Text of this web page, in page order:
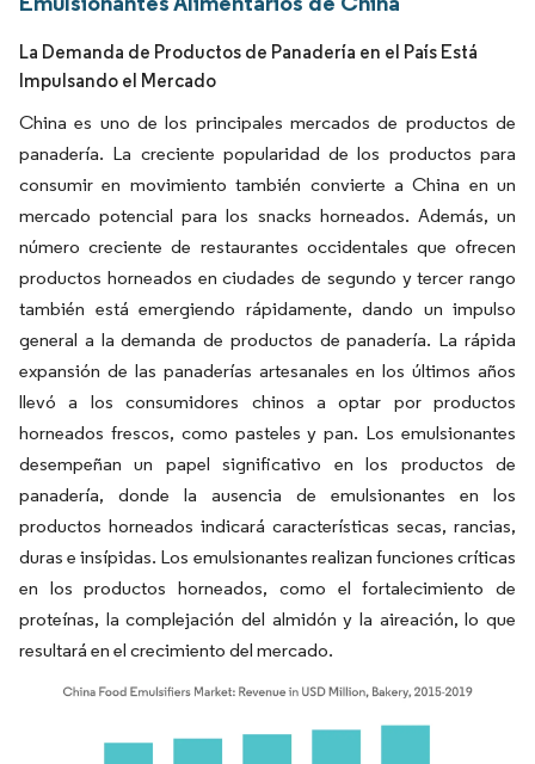
La Demanda de Productos de Panadería en el País Está
Impulsando el Mercado
China es uno de los principales mercados de productos de
panadería. La creciente popularidad de los productos para
consumir en movimiento también convierte a China en un
mercado potencial para los snacks horneados. Además, un
número creciente de restaurantes occidentales que ofrecen
productos horneados en ciudades de segundo y tercer rango
también está emergiendo rápidamente, dando un impulso
general a la demanda de productos de panadería. La rápida
expansión de las panaderías artesanales en los últimos años
llevó a los consumidores chinos a optar por productos
horneados frescos, como pasteles y pan. Los emulsionantes
desempeñan un papel significativo en los productos de
panadería, donde la ausencia de emulsionantes en los
productos horneados indicará características secas, rancias,
duras e insípidas. Los emulsionantes realizan funciones críticas
en los productos horneados, como el fortalecimiento de
proteínas, la complejación del almidón y la aireación, lo que
resultará en el crecimiento del mercado.